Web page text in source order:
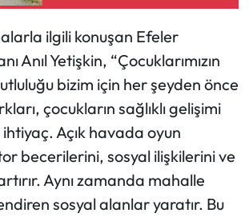
ilgili konuşan Efeler
Anıl Yetişkin, “Çocuklarımızın
bizim için her şeyden önce
çocukların sağlıklı gelişimi
Açık havada oyun
becerilerini, sosyal ilişkilerini ve
Aynı zamanda mahalle
sosyal alanlar yaratır. Bu